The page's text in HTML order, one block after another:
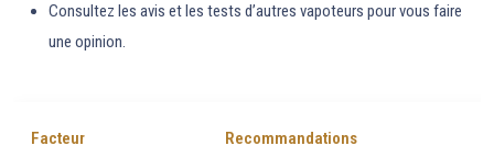
Consultez les avis et les tests d’autres vapoteurs pour vous faire
une opinion.
Facteur Recommandations